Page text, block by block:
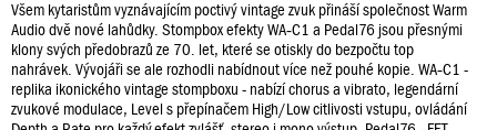
Všem kytaristům vyznávajícím poctivý vintage zvuk přináší společnost Warm
Audio dvě nové lahůdky. Stompbox efekty WA‑C1 a Pedal76 jsou přesnými
klony svých předobrazů ze 70. let, které se otiskly do bezpočtu top
nahrávek. Vývojáři se ale rozhodli nabídnout více než pouhé kopie. WA‑C1 -
replika ikonického vintage stompboxu - nabízí chorus a vibrato, legendární
zvukové modulace, Level s přepínačem High/Low citlivosti vstupu, ovládání